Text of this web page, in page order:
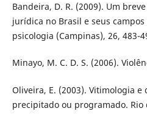
Bandeira, D. R. (2009). Um
jurídica no Brasil e seus
psicologia (Campinas), 26, 483-
Minayo, M. C. D. S. (2006).
Oliveira, E. (2003). Vitimologia
precipitado ou programado. Rio